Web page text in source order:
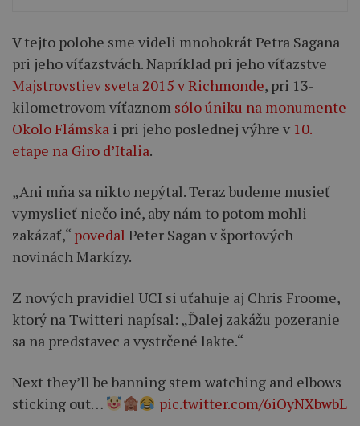
V tejto polohe sme videli mnohokrát Petra Sagana
pri jeho víťazstvách. Napríklad pri jeho víťazstve
Majstrovstiev sveta 2015 v Richmonde, pri 13-
kilometrovom víťaznom sólo úniku na monumente
Okolo Flámska i pri jeho poslednej výhre v 10.
etape na Giro d’Italia.
„Ani mňa sa nikto nepýtal. Teraz budeme musieť
vymyslieť niečo iné, aby nám to potom mohli
zakázať,“ povedal Peter Sagan v športových
novinách Markízy.
Z nových pravidiel UCI si uťahuje aj Chris Froome,
ktorý na Twitteri napísal: „Ďalej zakážu pozeranie
sa na predstavec a vystrčené lakte.“
Next they’ll be banning stem watching and elbows
sticking out…
pic.twitter.com/6iOyNXbwbL